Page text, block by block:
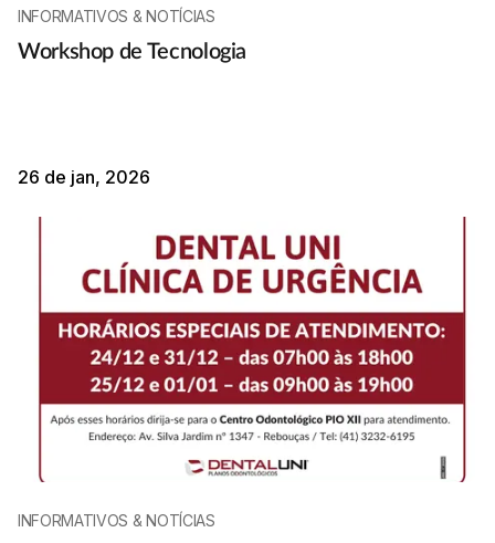
INFORMATIVOS & NOTÍCIAS
Workshop de Tecnologia
26 de jan, 2026
INFORMATIVOS & NOTÍCIAS